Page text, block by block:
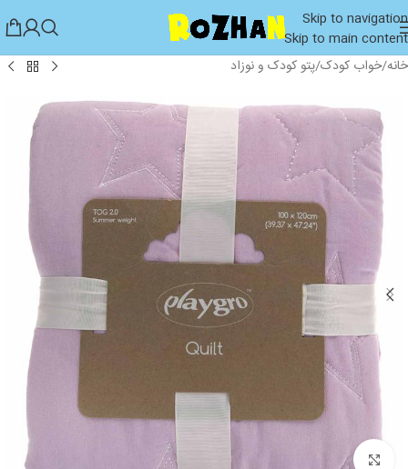
Skip to navigation
Skip to main content
خانه/خواب کودک/پتو کودک و نوزاد
بزرگنمایی تصویر